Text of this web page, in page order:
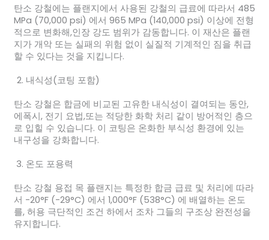
탄소 강철에는 플랜지에서 사용된 강철의 급료에 따라서 485
MPa (70,000 psi) 에서 965 MPa (140,000 psi) 이상에 전형
적으로 변화해,인장 강도 범위가 감동합니다. 이 재산은 플랜
지가 개악 또는 실패의 위험 없이 실질적 기계적인 짐을 취급
할 수 있다는 것을 지킵니다.
내식성(코팅 포함)
탄소 강철은 합금에 비교된 고유한 내식성이 결여되는 동안,
에폭시, 전기 요법,또는 적당한 화학 처리 같이 방어적인 층으
로 입힐 수 있습니다. 이 코팅은 온화한 부식성 환경에 있는
내구성을 강화합니다.
온도 포용력
탄소 강철 용접 목 플랜지는 특정한 합금 급료 및 처리에 따라
서 -20°F (-29°C) 에서 1,000°F (538°C) 에 배열하는 온도
를, 허용 극단적인 조건 하에서 조차 그들의 구조상 완전성을
유지합니다.